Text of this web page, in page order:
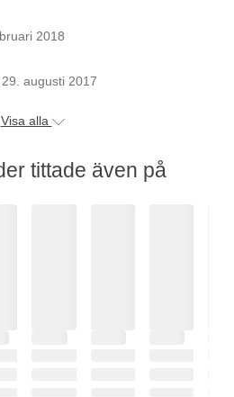
stjärnor
2018
augusti 2017
Visa alla
tittade även på